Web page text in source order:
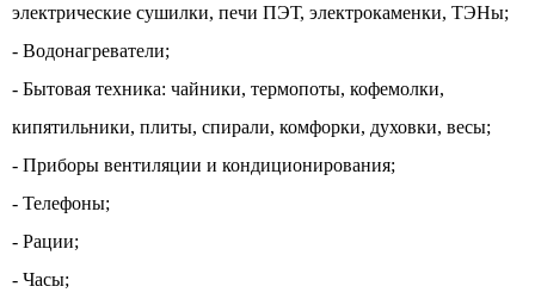
электрические сушилки, печи ПЭТ, электрокаменки, ТЭНы;
- Водонагреватели;
- Бытовая техника: чайники, термопоты, кофемолки,
кипятильники, плиты, спирали, комфорки, духовки, весы;
- Приборы вентиляции и кондиционирования;
- Телефоны;
- Рации;
- Часы;